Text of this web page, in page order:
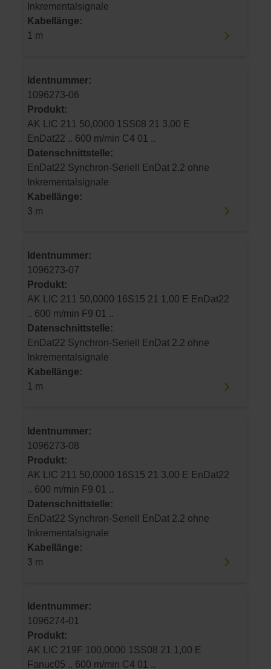
Inkrementalsignale
Kabellänge:
1 m
Identnummer:
1096273-06
Produkt:
AK LIC 211 50,0000 1SS08 21 3,00 E
EnDat22 .. 600 m/min C4 01 ..
Datenschnittstelle:
EnDat22 Synchron-Seriell EnDat 2.2 ohne
Inkrementalsignale
Kabellänge:
3 m
Identnummer:
1096273-07
Produkt:
AK LIC 211 50,0000 16S15 21 1,00 E EnDat22
.. 600 m/min F9 01 ..
Datenschnittstelle:
EnDat22 Synchron-Seriell EnDat 2.2 ohne
Inkrementalsignale
Kabellänge:
1 m
Identnummer:
1096273-08
Produkt:
AK LIC 211 50,0000 16S15 21 3,00 E EnDat22
.. 600 m/min F9 01 ..
Datenschnittstelle:
EnDat22 Synchron-Seriell EnDat 2.2 ohne
Inkrementalsignale
Kabellänge:
3 m
Identnummer:
1096274-01
Produkt:
AK LIC 219F 100,0000 1SS08 21 1,00 E
Fanuc05 .. 600 m/min C4 01 ..